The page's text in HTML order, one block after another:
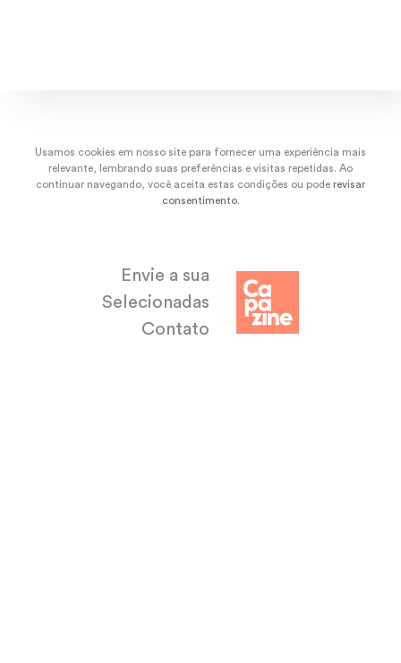
Usamos cookies em nosso site para fornecer uma experiência mais
relevante, lembrando suas preferências e visitas repetidas. Ao
continuar navegando, você aceita estas condições ou pode revisar
consentimento.
Envie a sua
Selecionadas
Contato